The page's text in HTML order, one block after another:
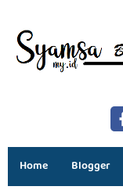
Home Blogger